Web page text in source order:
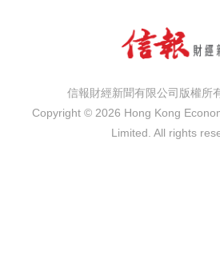
信報財經新聞有限公司版權所
Copyright © 2026 Hong Kong
Limited. All rights